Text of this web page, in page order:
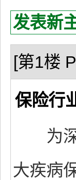
发表新
[第1楼
保险行
为深
大疾病